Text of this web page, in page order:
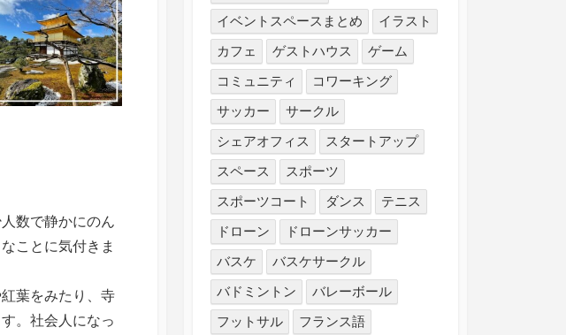
数で静かにのん
ことに気付きま
葉をみたり、寺
。社会人になっ
イベントスペースまとめ
イラスト
カフェ
ゲストハウス
ゲーム
コミュニティ
コワーキング
サッカー
サークル
シェアオフィス
スタートアップ
スペース
スポーツ
スポーツコート
ダンス
テニス
ドローン
ドローンサッカー
バスケ
バスケサークル
バドミントン
バレーボール
フットサル
フランス語